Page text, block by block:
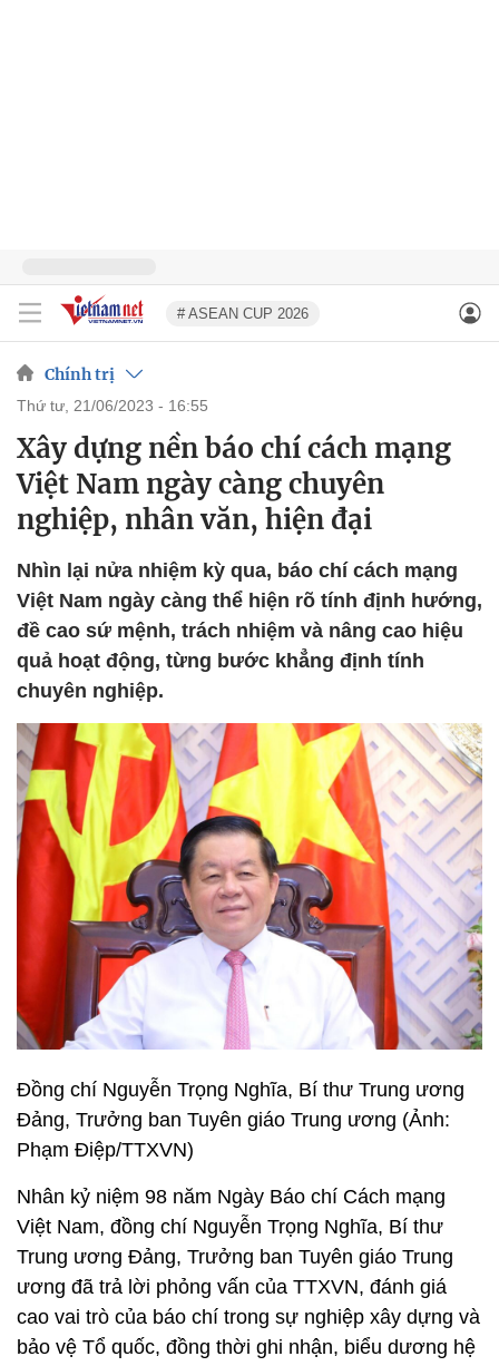
# ASEAN CUP 2026
Chính trị
thứ tư, 21/06/2023 - 16:55
Xây dựng nền báo chí cách mạng
Việt Nam ngày càng chuyên
nghiệp, nhân văn, hiện đại
Nhìn lại nửa nhiệm kỳ qua, báo chí cách mạng
Việt Nam ngày càng thể hiện rõ tính định hướng,
đề cao sứ mệnh, trách nhiệm và nâng cao hiệu
quả hoạt động, từng bước khẳng định tính
chuyên nghiệp.
Đồng chí Nguyễn Trọng Nghĩa, Bí thư Trung ương
Đảng, Trưởng ban Tuyên giáo Trung ương (Ảnh:
Phạm Điệp/TTXVN)
Nhân kỷ niệm 98 năm Ngày Báo chí Cách mạng
Việt Nam, đồng chí Nguyễn Trọng Nghĩa, Bí thư
Trung ương Đảng, Trưởng ban Tuyên giáo Trung
ương đã trả lời phỏng vấn của TTXVN, đánh giá
cao vai trò của báo chí trong sự nghiệp xây dựng và
bảo vệ Tổ quốc, đồng thời ghi nhận, biểu dương hệ